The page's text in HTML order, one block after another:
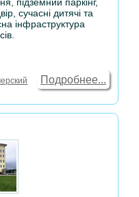
підземний паркінг,
сучасні дитячі та
інфраструктура
Подробнее...